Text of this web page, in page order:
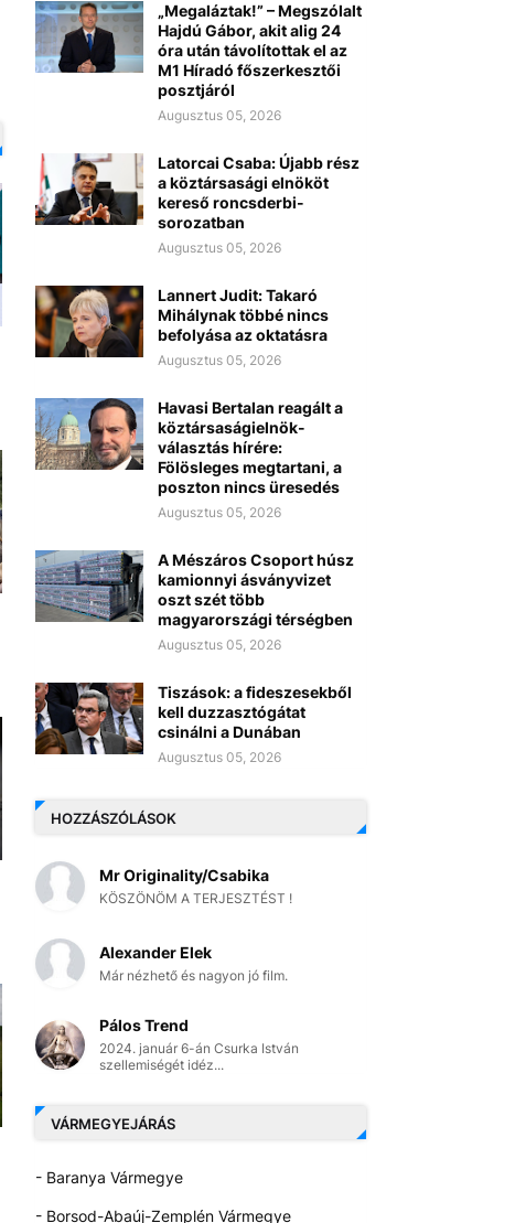
„Megaláztak!” – Megszólalt
Hajdú Gábor, akit alig 24
óra után távolítottak el az
M1 Híradó főszerkesztői
posztjáról
Augusztus 05, 2026
Latorcai Csaba: Újabb rész
a köztársasági elnököt
kereső roncsderbi-
sorozatban
Augusztus 05, 2026
Lannert Judit: Takaró
Mihálynak többé nincs
befolyása az oktatásra
Augusztus 05, 2026
Havasi Bertalan reagált a
köztársaságielnök-
választás hírére:
Fölösleges megtartani, a
poszton nincs üresedés
Augusztus 05, 2026
A Mészáros Csoport húsz
kamionnyi ásványvizet
oszt szét több
magyarországi térségben
Augusztus 05, 2026
Tiszások: a fideszesekből
kell duzzasztógátat
csinálni a Dunában
Augusztus 05, 2026
HOZZÁSZÓLÁSOK
Mr Originality/Csabika
KÖSZÖNÖM A TERJESZTÉST !
Alexander Elek
Már nézhető és nagyon jó film.
Pálos Trend
2024. január 6-án Csurka István
szellemiségét idéz...
VÁRMEGYEJÁRÁS
- Baranya Vármegye
- Borsod-Abaúj-Zemplén Vármegye